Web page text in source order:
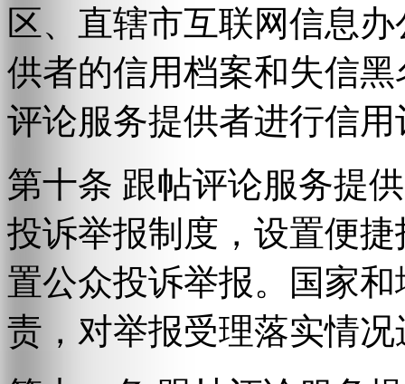
区、直辖市互联网信息
供者的信用档案和失信
评论服务提供者进行信用
第十条 跟帖评论服务提
投诉举报制度，设置便
置公众投诉举报。国家
责，对举报受理落实情